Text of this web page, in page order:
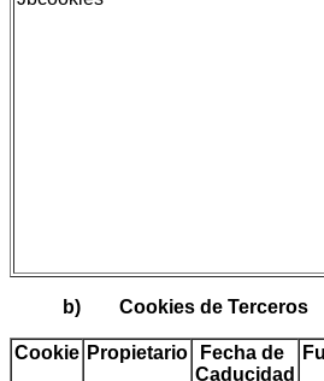
b) Cookies de Terceros
Cookie Propietario
Fecha de
Caducidad